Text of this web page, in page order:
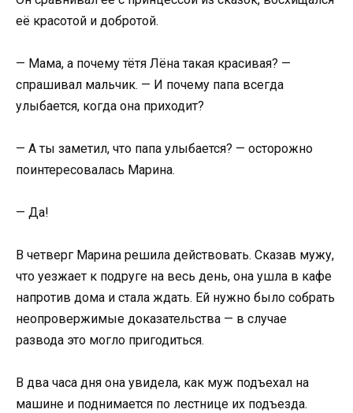
её красотой и добротой.
— Мама, а почему тётя Лёна такая красивая? —
спрашивал мальчик. — И почему папа всегда
улыбается, когда она приходит?
— А ты заметил, что папа улыбается? — осторожно
поинтересовалась Марина.
— Да!
В четверг Марина решила действовать. Сказав мужу,
что уезжает к подруге на весь день, она ушла в кафе
напротив дома и стала ждать. Ей нужно было собрать
неопровержимые доказательства — в случае
развода это могло пригодиться.
В два часа дня она увидела, как муж подъехал на
машине и поднимается по лестнице их подъезда.